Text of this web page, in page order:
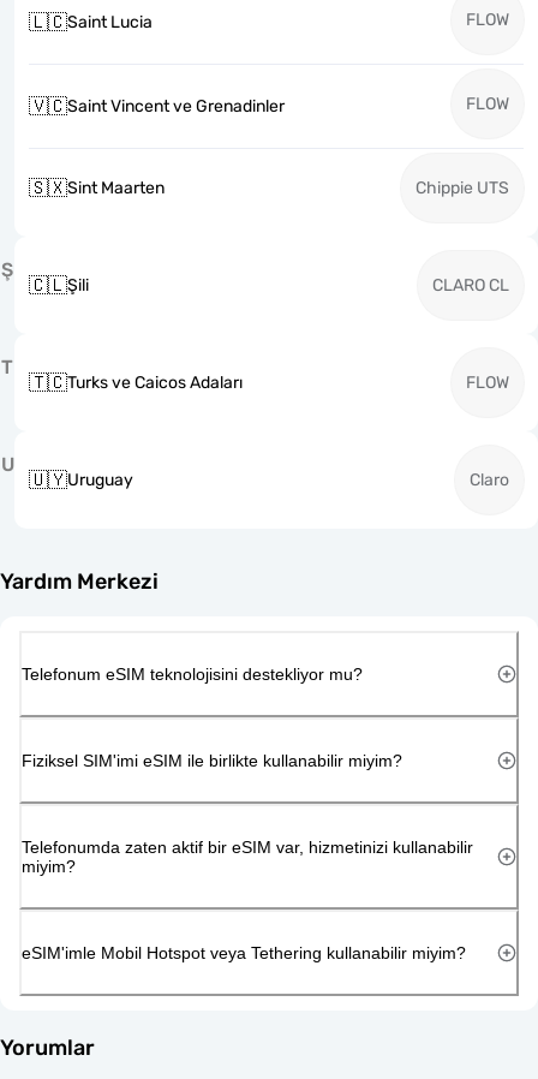
🇱🇨Saint Lucia FLOW
🇻🇨Saint Vincent ve Grenadinler FLOW
🇸🇽Sint Maarten Chippie UTS
Ş
🇨🇱Şili CLARO CL
T
🇹🇨Turks ve Caicos Adaları FLOW
U
🇺🇾Uruguay Claro
Yardım Merkezi
Telefonum eSIM teknolojisini destekliyor mu?
Fiziksel SIM'imi eSIM ile birlikte kullanabilir miyim?
Telefonumda zaten aktif bir eSIM var, hizmetinizi kullanabilir
miyim?
eSIM'imle Mobil Hotspot veya Tethering kullanabilir miyim?
Yorumlar